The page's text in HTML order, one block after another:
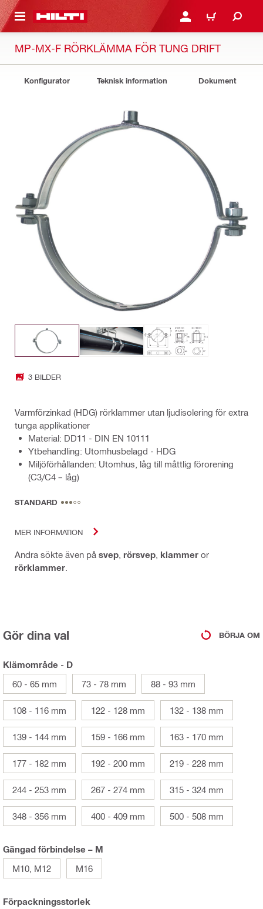
GÅ TILL HUVUDSIDAN LOGGA IN ELLER
VARUKORG
MP-MX-F RÖRKLÄMMA FÖR TUNG DRIFT
Konfigurator Teknisk information Dokument
3 BILDER
Varmförzinkad (HDG) rörklammer utan ljudisolering för extra
tunga applikationer
Material: DD11 - DIN EN 10111
Ytbehandling: Utomhusbelagd - HDG
Miljöförhållanden: Utomhus, låg till måttlig förorening
(C3/C4 – låg)
STANDARD
MER INFORMATION
Andra sökte även på svep rörsvep klammer or
rörklammer
Gör dina val BÖRJA OM
Klämområde - D
60 - 65 mm
73 - 78 mm 88 - 93 mm
108 - 116 mm 122 - 128 mm 132 - 138 mm
139 - 144 mm 159 - 166 mm 163 - 170 mm
177 - 182 mm 192 - 200 mm 219 - 228 mm
244 - 253 mm 267 - 274 mm 315 - 324 mm
348 - 356 mm 400 - 409 mm 500 - 508 mm
Gängad förbindelse – M
M10, M12
M16
Förpackningsstorlek